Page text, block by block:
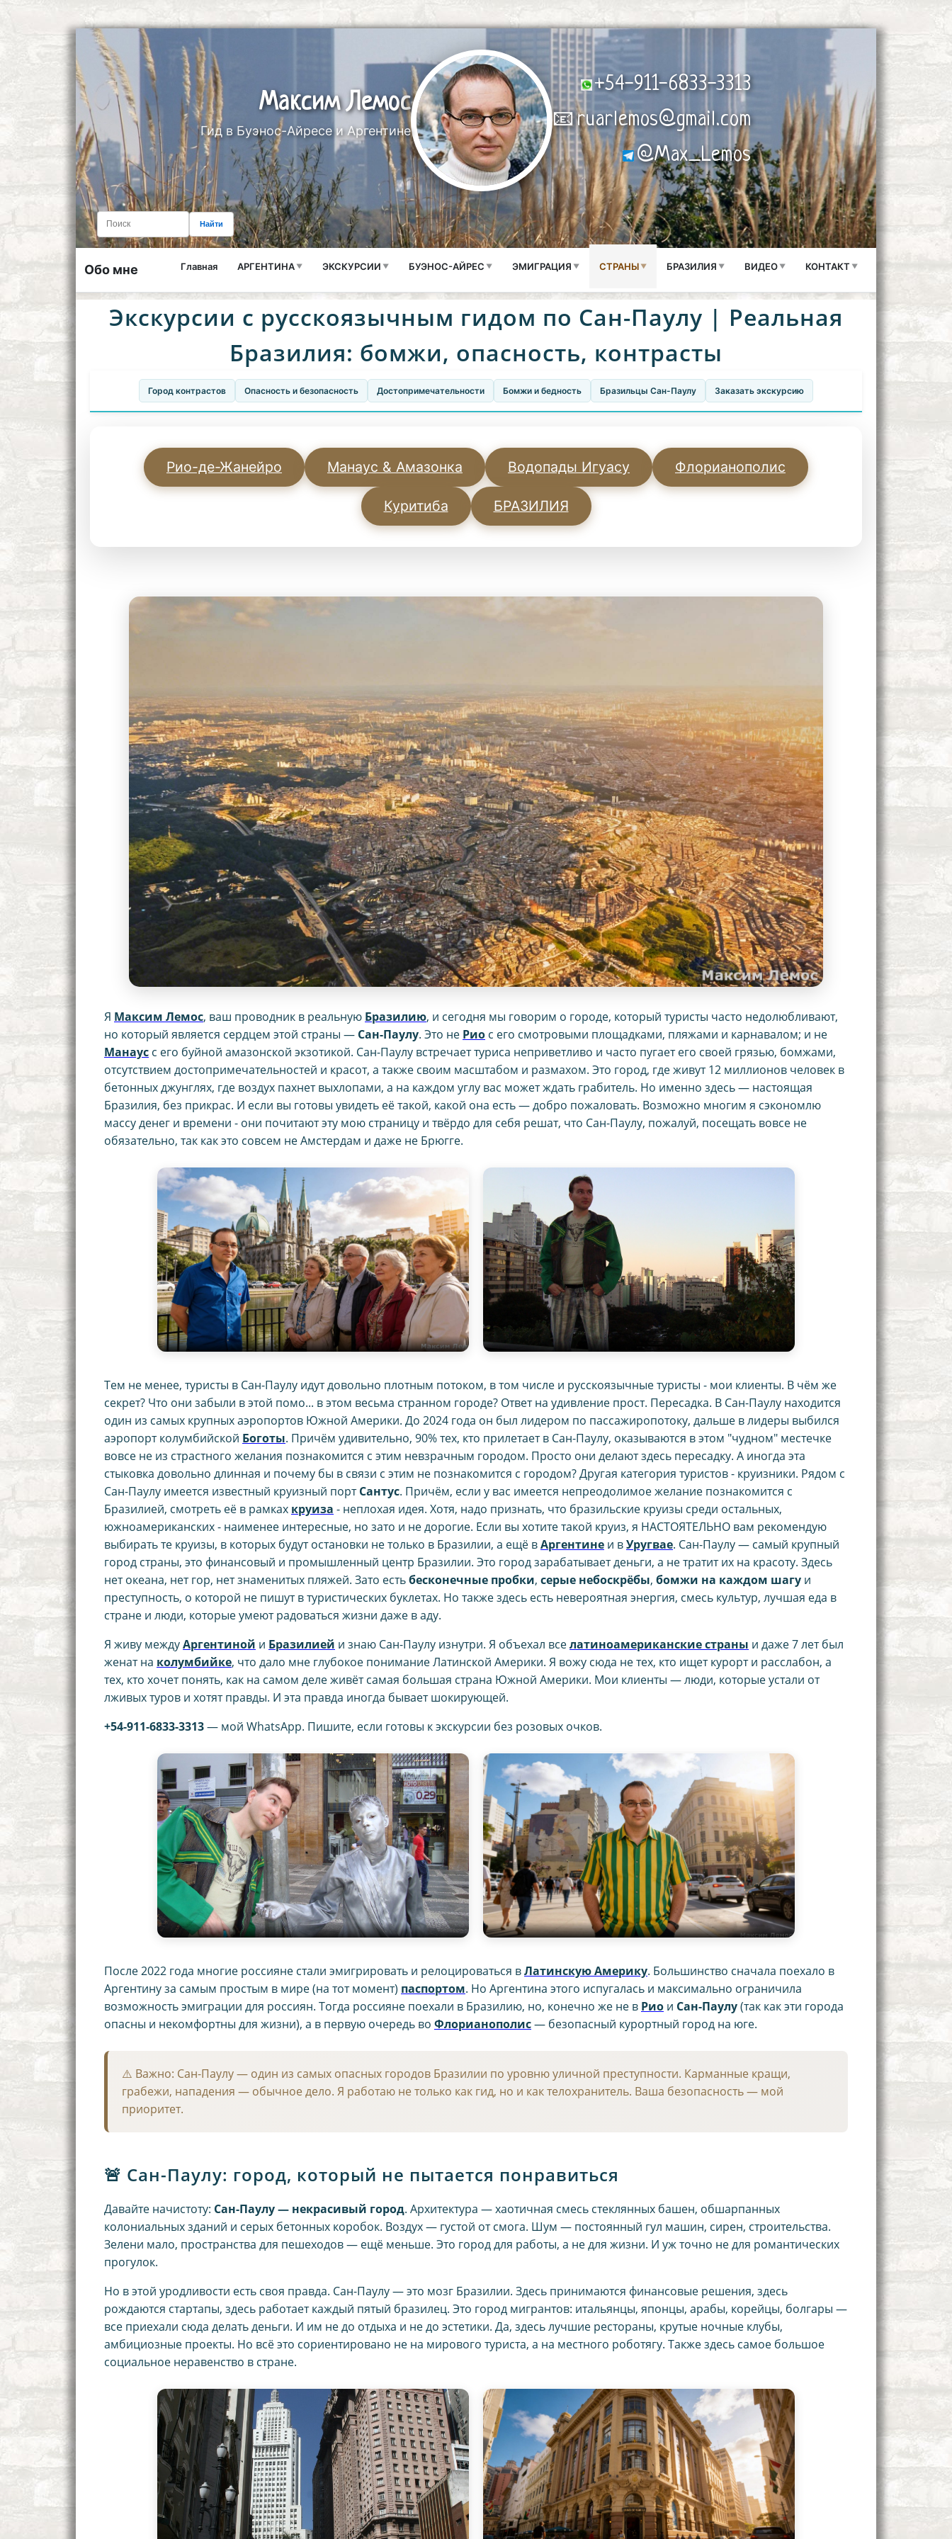
Максим Лемос
Гид в Буэнос-Айресе и Аргентине
+54-911-6833-3313
📧ruarlemos@gmail.com
@Max_Lemos
Найти
Обо мне Главная АРГЕНТИНА ЭКСКУРСИИ БУЭНОС-АЙРЕС ЭМИГРАЦИЯ СТРАНЫ БРАЗИЛИЯ ВИДЕО КОНТАКТ
Экскурсии с русскоязычным гидом по Сан-Паулу | Реальная
Бразилия: бомжи, опасность, контрасты
Город контрастов Опасность и безопасность Достопримечательности Бомжи и бедность Бразильцы Сан-Паулу Заказать экскурсию
Рио-де-Жанейро Манаус & Амазонка Водопады Игуасу Флорианополис
Куритиба БРАЗИЛИЯ
Я Максим Лемос, ваш проводник в реальную Бразилию, и сегодня мы говорим о городе, который туристы часто недолюбливают,
но который является сердцем этой страны — Сан-Паулу. Это не Рио с его смотровыми площадками, пляжами и карнавалом; и не
Манаус с его буйной амазонской экзотикой. Сан-Паулу встречает туриса неприветливо и часто пугает его своей грязью, бомжами,
отсутствием достопримечательностей и красот, а также своим масштабом и размахом. Это город, где живут 12 миллионов человек в
бетонных джунглях, где воздух пахнет выхлопами, а на каждом углу вас может ждать грабитель. Но именно здесь — настоящая
Бразилия, без прикрас. И если вы готовы увидеть её такой, какой она есть — добро пожаловать. Возможно многим я сэкономлю
массу денег и времени - они почитают эту мою страницу и твёрдо для себя решат, что Сан-Паулу, пожалуй, посещать вовсе не
обязательно, так как это совсем не Амстердам и даже не Брюгге.
Тем не менее, туристы в Сан-Паулу идут довольно плотным потоком, в том числе и русскоязычные туристы - мои клиенты. В чём же
секрет? Что они забыли в этой помо... в этом весьма странном городе? Ответ на удивление прост. Пересадка. В Сан-Паулу находится
один из самых крупных аэропортов Южной Америки. До 2024 года он был лидером по пассажиропотоку, дальше в лидеры выбился
аэропорт колумбийской Боготы. Причём удивительно, 90% тех, кто прилетает в Сан-Паулу, оказываются в этом "чудном" местечке
вовсе не из страстного желания познакомится с этим невзрачным городом. Просто они делают здесь пересадку. А иногда эта
стыковка довольно длинная и почему бы в связи с этим не познакомится с городом? Другая категория туристов - круизники. Рядом с
Сан-Паулу имеется известный круизный портСантус. Причём, если у вас имеется непреодолимое желание познакомится с
Бразилией, смотреть её в рамках круиза - неплохая идея. Хотя, надо признать, что бразильские круизы среди остальных,
южноамериканских - наименее интересные, но зато и не дорогие. Если вы хотите такой круиз, я НАСТОЯТЕЛЬНО вам рекомендую
выбирать те круизы, в которых будут остановки не только в Бразилии, а ещё вАргентине и вУругвае. Сан-Паулу — самый крупный
город страны, это финансовый и промышленный центр Бразилии. Это город зарабатывает деньги, а не тратит их на красоту. Здесь
нет океана, нет гор, нет знаменитых пляжей. Зато естьбесконечные пробки, серые небоскрёбы, бомжи на каждом шагу и
преступность, о которой не пишут в туристических буклетах. Но также здесь есть невероятная энергия, смесь культур, лучшая еда в
стране и люди, которые умеют радоваться жизни даже в аду.
Я живу междуАргентиной и Бразилией и знаю Сан-Паулу изнутри. Я объехал вселатиноамериканские страны и даже 7 лет был
женат на колумбийке, что дало мне глубокое понимание Латинской Америки. Я вожу сюда не тех, кто ищет курорт и расслабон, а
тех, кто хочет понять, как на самом деле живёт самая большая страна Южной Америки. Мои клиенты — люди, которые устали от
лживых туров и хотят правды. И эта правда иногда бывает шокирующей.
+54-911-6833-3313— мой WhatsApp. Пишите, если готовы к экскурсии без розовых очков.
После 2022 года многие россияне стали эмигрировать и релоцироваться вЛатинскую Америку. Большинство сначала поехало в
Аргентину за самым простым в мире (на тот момент) паспортом. Но Аргентина этого испугалась и максимально ограничила
возможность эмиграции для россиян. Тогда россияне поехали в Бразилию, но, конечно же не в Рио и Сан-Паулу(так как эти города
опасны и некомфортны для жизни), а в первую очередь во Флорианополис— безопасный курортный город на юге.
⚠️ Важно: Сан-Паулу — один из самых опасных городов Бразилии по уровню уличной преступности. Карманные кращи,
грабежи, нападения — обычное дело. Я работаю не только как гид, но и как телохранитель. Ваша безопасность — мой
приоритет.
🚨 Сан-Паулу: город, который не пытается понравиться
Давайте начистоту: Сан-Паулу — некрасивый город. Архитектура — хаотичная смесь стеклянных башен, обшарпанных
колониальных зданий и серых бетонных коробок. Воздух — густой от смога. Шум — постоянный гул машин, сирен, строительства.
Зелени мало, пространства для пешеходов — ещё меньше. Это город для работы, а не для жизни. И уж точно не для романтических
прогулок.
Но в этой уродливости есть своя правда. Сан-Паулу — это мозг Бразилии. Здесь принимаются финансовые решения, здесь
рождаются стартапы, здесь работает каждый пятый бразилец. Это город мигрантов: итальянцы, японцы, арабы, корейцы, болгары —
все приехали сюда делать деньги. И им не до отдыха и не до эстетики. Да, здесь лучшие рестораны, крутые ночные клубы,
амбициозные проекты. Но всё это сориентировано не на мирового туриста, а на местного роботягу. Также здесь самое большое
социальное неравенство в стране.